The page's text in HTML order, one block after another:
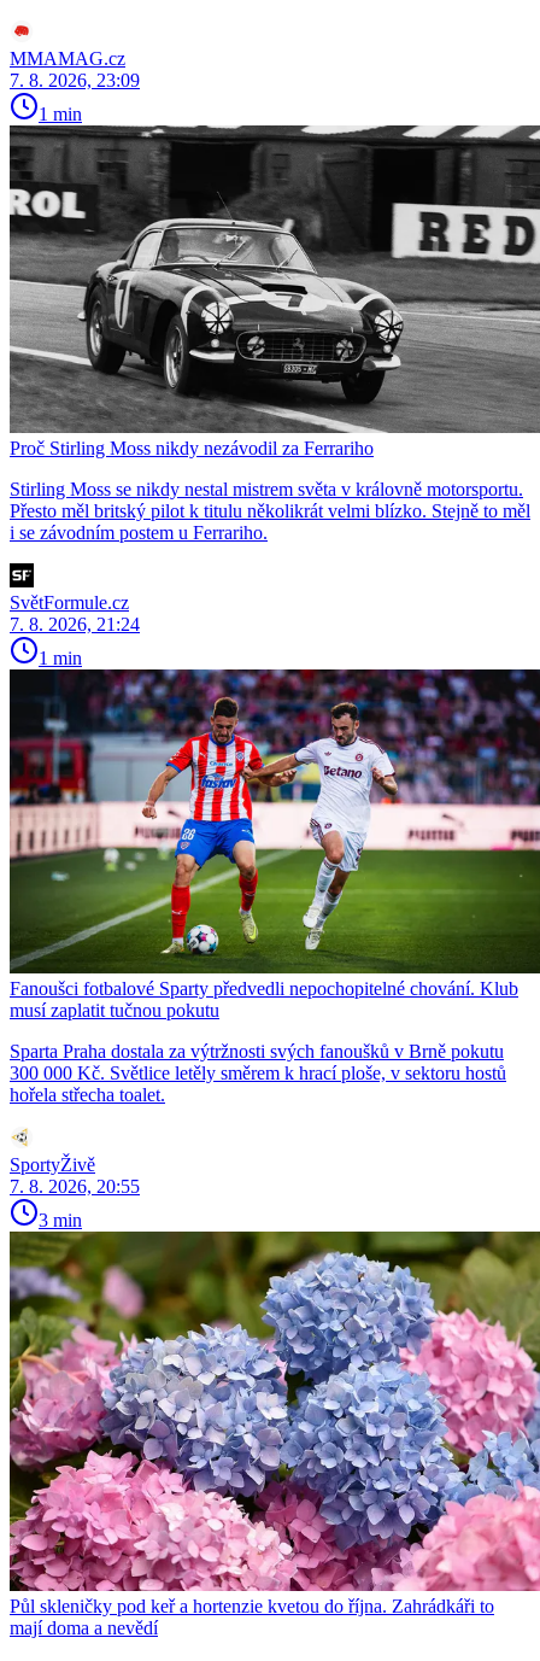
MMAMAG.cz
7. 8. 2026, 23:09
1 min
Proč Stirling Moss nikdy nezávodil za Ferrariho
Stirling Moss se nikdy nestal mistrem světa v královně motorsportu.
Přesto měl britský pilot k titulu několikrát velmi blízko. Stejně to měl
i se závodním postem u Ferrariho.
SvětFormule.cz
7. 8. 2026, 21:24
1 min
Fanoušci fotbalové Sparty předvedli nepochopitelné chování. Klub
musí zaplatit tučnou pokutu
Sparta Praha dostala za výtržnosti svých fanoušků v Brně pokutu
300 000 Kč. Světlice letěly směrem k hrací ploše, v sektoru hostů
hořela střecha toalet.
SportyŽivě
7. 8. 2026, 20:55
3 min
Půl skleničky pod keř a hortenzie kvetou do října. Zahrádkáři to
mají doma a nevědí